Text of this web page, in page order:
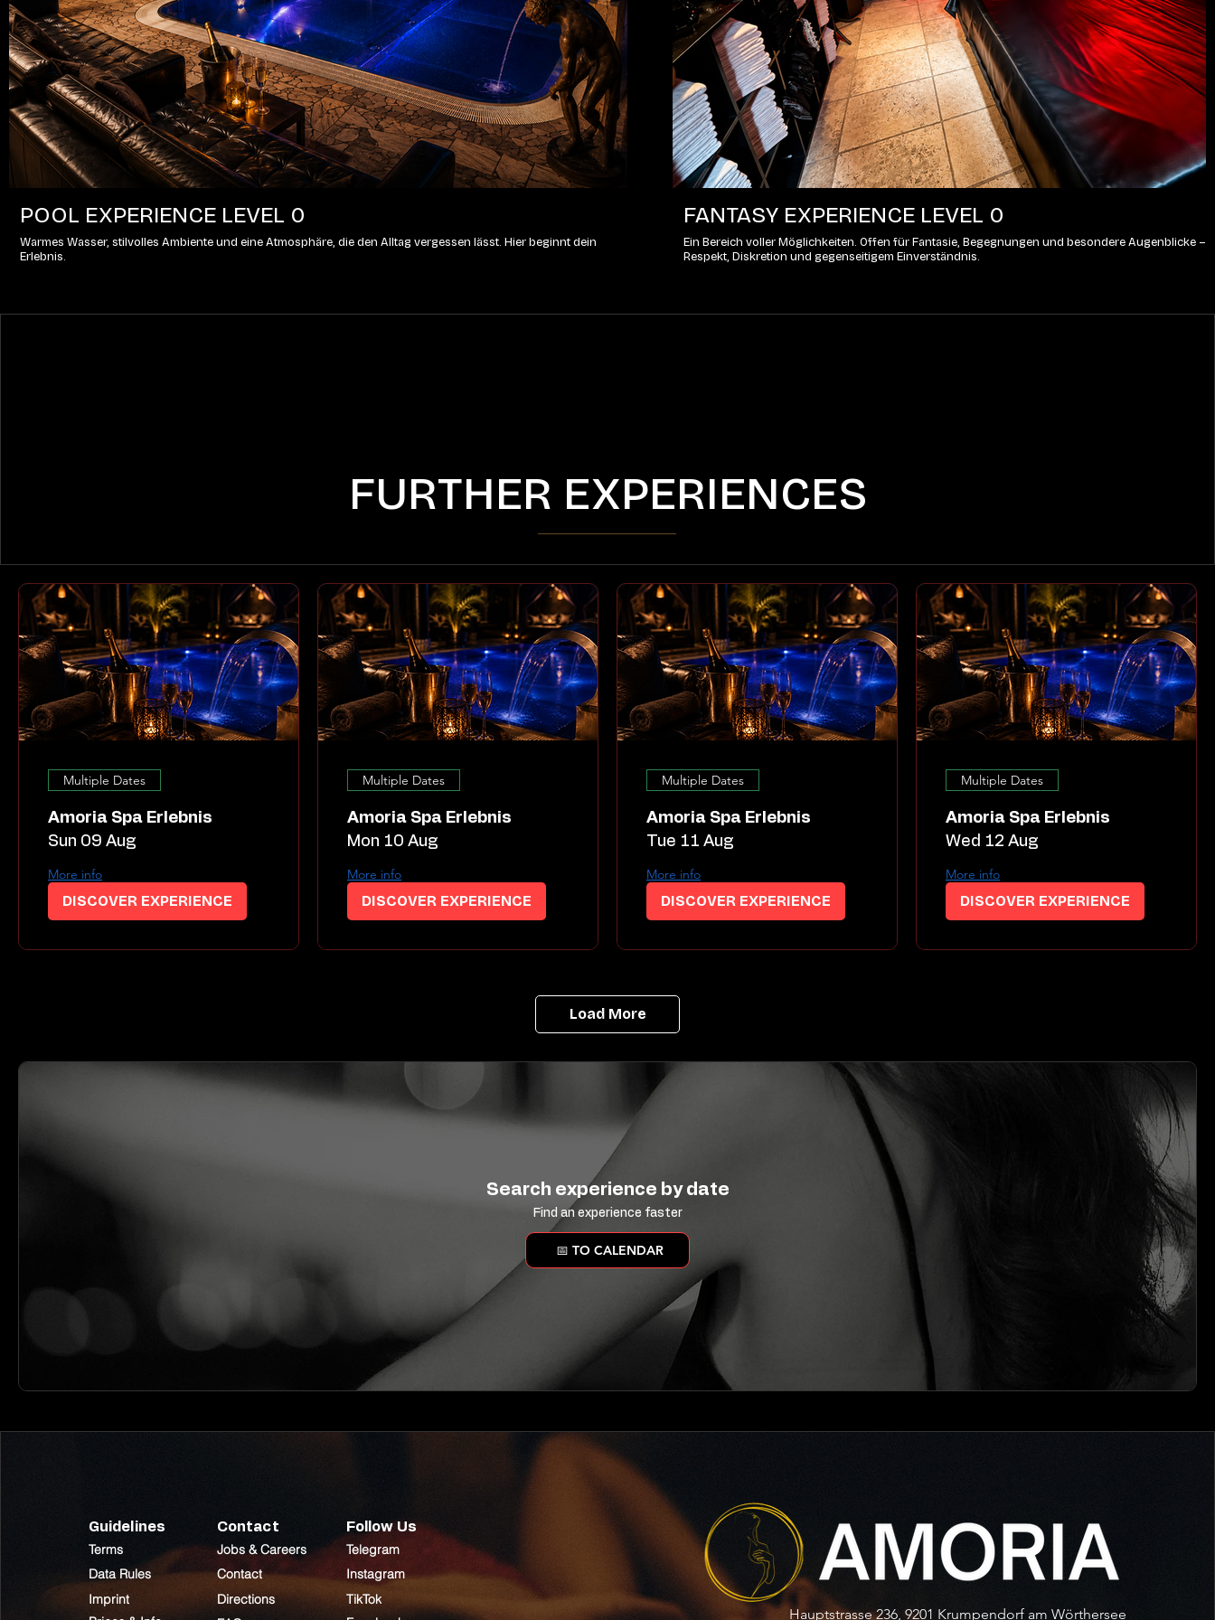
FURTHER EXPERIENCES
POOL EXPERIENCE LEVEL 0
Warmes Wasser, stilvolles Ambiente und eine Atmosphäre, die den Alltag vergessen lässt. Hier beginnt dein
Erlebnis.
FANTASY EXPERIENCE LEVEL 0
Ein Bereich voller Möglichkeiten. Offen für Fantasie, Begegnungen und besondere Augenblicke –
Respekt, Diskretion und gegenseitigem Einverständnis.
Multiple Dates
Amoria Spa Erlebnis
Sun 09 Aug
More info
DISCOVER EXPERIENCE
Multiple Dates
Amoria Spa Erlebnis
Mon 10 Aug
More info
DISCOVER EXPERIENCE
Multiple Dates
Amoria Spa Erlebnis
Tue 11 Aug
More info
DISCOVER EXPERIENCE
Multiple Dates
Amoria Spa Erlebnis
Wed 12 Aug
More info
DISCOVER EXPERIENCE
Load More
Search experience by date
Find an experience faster
📅 TO CALENDAR
Guidelines
Terms
Data Rules
Imprint
Contact
Jobs & Careers
Contact
Directions
Follow Us
Telegram
Instagram
TikTok
Hauptstrasse 236, 9201 Krumpendorf am Wörthersee